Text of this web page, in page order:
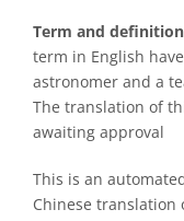
Term and
term in English
astronomer and a
The translation of
awaiting approval
This is an
Chinese translation